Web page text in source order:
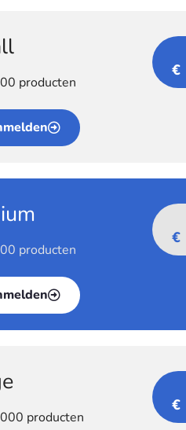
producten
€
producten
€
producten
€